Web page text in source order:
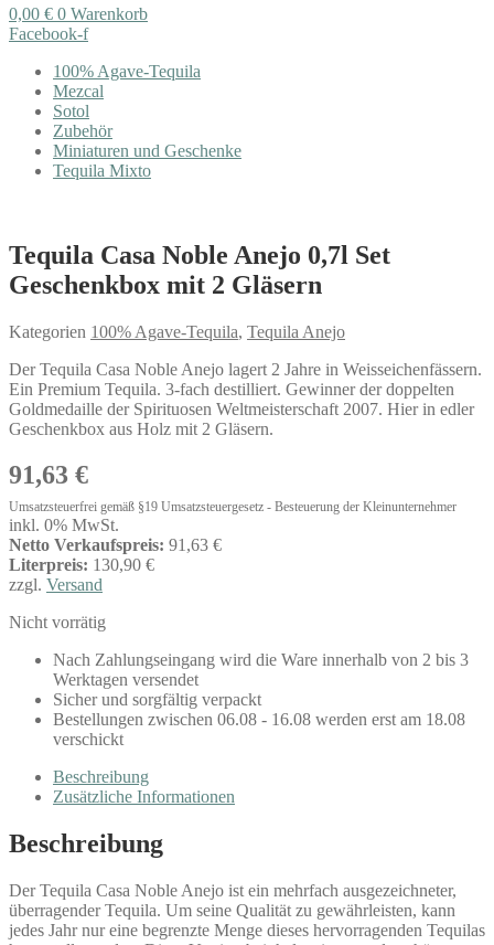
0,00 € 0 Warenkorb
Facebook-f
100% Agave-Tequila
Mezcal
Sotol
Zubehör
Miniaturen und Geschenke
Tequila Mixto
Tequila Casa Noble Anejo 0,7l Set
Geschenkbox mit 2 Gläsern
Kategorien 100% Agave-Tequila, Tequila Anejo
Der Tequila Casa Noble Anejo lagert 2 Jahre in Weisseichenfässern.
Ein Premium Tequila. 3-fach destilliert. Gewinner der doppelten
Goldmedaille der Spirituosen Weltmeisterschaft 2007. Hier in edler
Geschenkbox aus Holz mit 2 Gläsern.
91,63 €
Umsatzsteuerfrei gemäß §19 Umsatzsteuergesetz - Besteuerung der Kleinunternehmer
inkl. 0% MwSt.
Netto Verkaufspreis: 91,63 €
Literpreis: 130,90 €
zzgl. Versand
Nicht vorrätig
Nach Zahlungseingang wird die Ware innerhalb von 2 bis 3
Werktagen versendet
Sicher und sorgfältig verpackt
Bestellungen zwischen 06.08 - 16.08 werden erst am 18.08
verschickt
Beschreibung
Zusätzliche Informationen
Beschreibung
Der Tequila Casa Noble Anejo ist ein mehrfach ausgezeichneter,
überragender Tequila. Um seine Qualität zu gewährleisten, kann
jedes Jahr nur eine begrenzte Menge dieses hervorragenden Tequilas